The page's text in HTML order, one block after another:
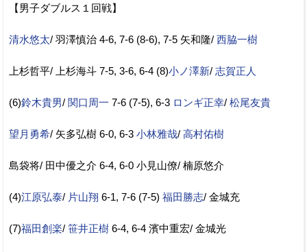
【男子ダブルス１回戦】
清水悠太/ 羽澤慎治 4-6, 7-6 (8-6), 7-5 矢和隆/ 西脇一樹
上杉哲平/ 上杉海斗 7-5, 3-6, 6-4 (8)小ノ澤新/ 志賀正人
(6)鈴木貴男/ 関口周一 7-6 (7-5), 6-3 ロンギ正幸/ 松尾友貴
望月勇希/ 矢多弘樹 6-0, 6-3 小林雅哉/ 高村佑樹
島袋将/ 田中優之介 6-4, 6-0 小見山僚/ 楠原悠介
(4)江原弘泰/ 片山翔 6-1, 7-6 (7-5) 福田勝志/ 金城充
(7)福田創楽/ 笹井正樹 6-4, 6-4 濱中重宏/ 金城光